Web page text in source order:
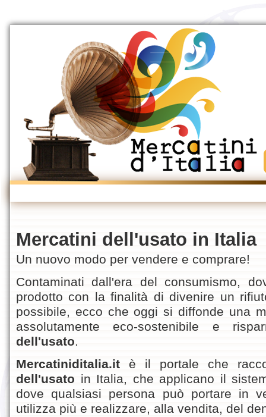
Mercatini dell'usato in Italia
Un nuovo modo per vendere e comprare!
Contaminati dall'era del consumismo,
prodotto con la finalità di divenire un
possibile, ecco che oggi si diffonde una
assolutamente eco-sostenibile e
dell'usato.
Mercatiniditalia.it è il portale che
dell'usato in Italia, che applicano il
dove qualsiasi persona può portare in
utilizza più e realizzare, alla vendita, del